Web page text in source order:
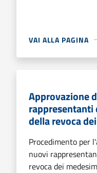
VAI ALLA PAGINA
Approvazione
della revoca
Procedimento per
nuovi
revoca dei